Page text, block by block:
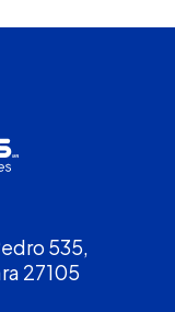
535,
27105